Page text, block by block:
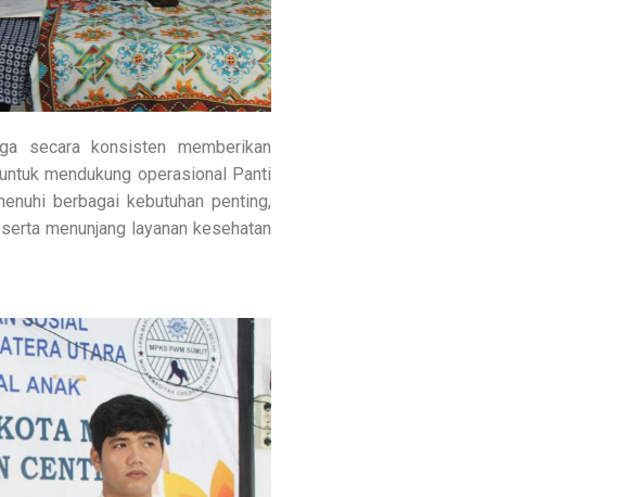
secara konsisten memberikan
mendukung operasional Panti
berbagai kebutuhan penting,
menunjang layanan kesehatan